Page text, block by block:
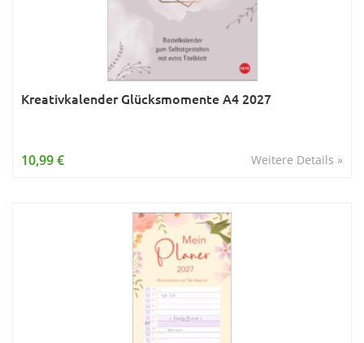
Kreativkalender Glücksmomente A4 2027
Weitere Details »
10,99 €